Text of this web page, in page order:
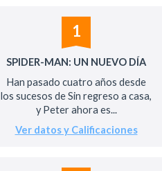
1
SPIDER-MAN: UN NUEVO DÍA
Han pasado cuatro años desde
los sucesos de Sin regreso a casa,
y Peter ahora es...
Ver datos y Calificaciones